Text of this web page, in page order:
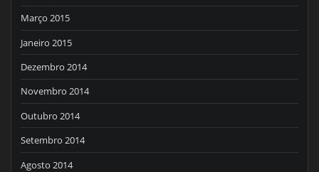
Março 2015
Janeiro 2015
Dezembro 2014
Novembro 2014
Outubro 2014
Setembro 2014
Agosto 2014